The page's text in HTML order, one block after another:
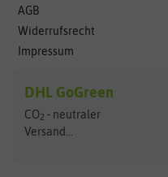
AGB
Widerrufsrecht
Impressum
DHL GoGreen
CO2 - neutraler
Versand...